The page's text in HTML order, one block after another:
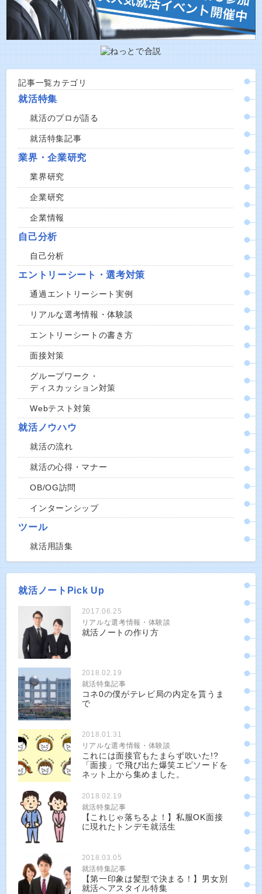
記事一覧カテゴリ
就活特集
就活のプロが語る
就活特集記事
業界・企業研究
業界研究
企業研究
企業情報
自己分析
自己分析
エントリーシート・選考対策
通過エントリーシート実例
リアルな選考情報・体験談
エントリーシートの書き方
面接対策
グループワーク・
ディスカッション対策
Webテスト対策
就活ノウハウ
就活の流れ
就活の心得・マナー
OB/OG訪問
インターンシップ
ツール
就活用語集
就活ノートPick Up
2017.06.25
リアルな選考情報・体験談
就活ノートの作り方
2018.02.19
就活特集記事
コネ0の僕がテレビ局の内定を貰うま
で
2018.01.31
リアルな選考情報・体験談
これには面接官もたまらず吹いた!?
「面接」で飛び出た爆笑エピソードを
ネット上から集めました。
2018.02.19
就活特集記事
【これじゃ落ちるよ！】私服OK面接
に現れたトンデモ就活生
2018.03.05
就活特集記事
【第一印象は髪型で決まる！】男女別
就活ヘアスタイル特集